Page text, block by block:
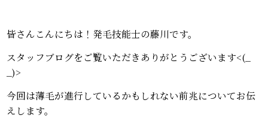
皆さんこんにちは！発毛技能士の藤川です。
スタッフブログをご覧いただきありがとうございます<(_
_)>
今回は薄毛が進行しているかもしれない前兆についてお伝
えします。